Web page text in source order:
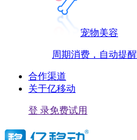
宠物美容
周期消费，自动提醒
合作渠道
关于亿移动
登 录免费试用